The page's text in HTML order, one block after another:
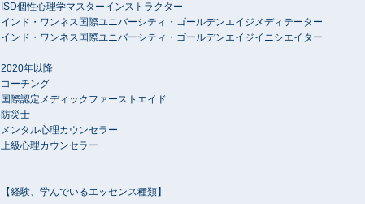
ISD個性心理学マスターインストラクター
インド・ワンネス国際ユニバーシティ・ゴールデンエイジメディテーター
インド・ワンネス国際ユニバーシティ・ゴールデンエイジイニシエイター
2020年以降
コーチング
国際認定メディックファーストエイド
防災士
メンタル心理カウンセラー
上級心理カウンセラー
【経験、学んでいるエッセンス種類】